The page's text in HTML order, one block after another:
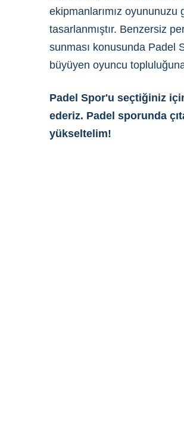
ekipmanlarımız oyununuzu
tasarlanmıştır. Benzersiz
sunması konusunda Padel
büyüyen oyuncu topluluğuna
Padel Spor'u seçtiğiniz
ederiz. Padel sporunda
yükseltelim!